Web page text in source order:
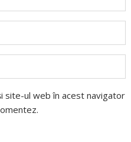
site-ul web în acest navigator